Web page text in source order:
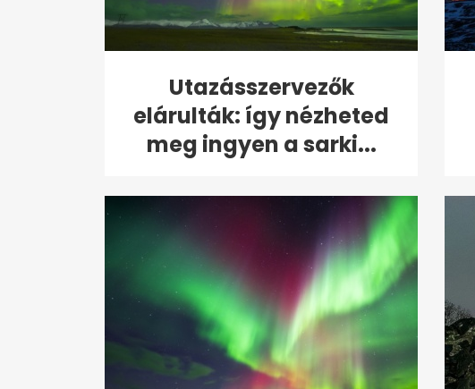
Utazásszervezők
elárulták: így nézheted
meg ingyen a sarki...